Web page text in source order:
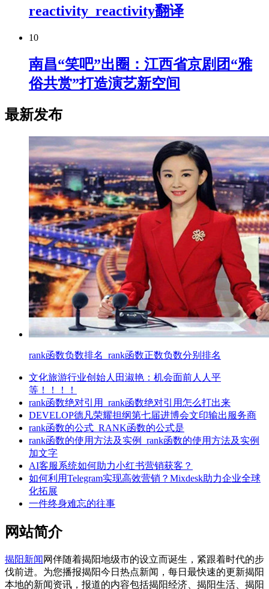
reactivity_reactivity翻译
10
南昌“笑吧”出圈：江西省京剧团“雅
俗共赏”打造演艺新空间
最新发布
rank函数负数排名_rank函数正数负数分别排名
文化旅游行业创始人田淑艳：机会面前人人平
等！！！！
rank函数绝对引用_rank函数绝对引用怎么打出来
DEVELOP德凡荣耀担纲第七届进博会文印输出服务商
rank函数的公式_RANK函数的公式是
rank函数的使用方法及实例_rank函数的使用方法及实例
加文字
AI客服系统如何助力小红书营销获客？
如何利用Telegram实现高效营销？Mixdesk助力企业全球
化拓展
一件终身难忘的往事
网站简介
揭阳新闻 网伴随着揭阳地级市的设立而诞生，紧跟着时代的步
伐前进。为您播报揭阳今日热点新闻，每日最快速的更新揭阳
本地的新闻资讯，报道的内容包括揭阳经济、揭阳生活、揭阳